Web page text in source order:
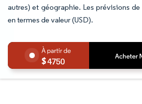
autres) et géographie. Les prévisions
en termes de valeur (USD).
4750